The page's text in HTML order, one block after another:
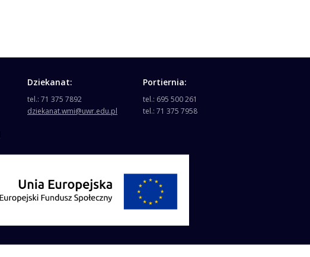
Dziekanat:
tel.: 71 375 7892
dziekanat.wmi@uwr.edu.pl
Portiernia:
tel.: 695 500 261
tel.: 71 375 7958